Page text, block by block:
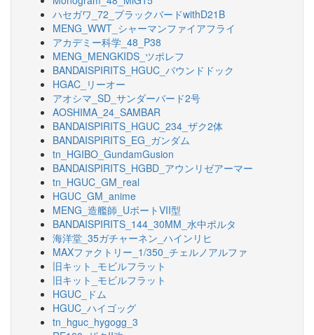
ハセガワ_72_ブラックバードwithD21B
MENG_WWT_シャーマンファイアフライ
アカデミー科学_48_P38
MENG_MENGKIDS_ツポレフ
BANDAISPIRITS_HGUC_バウンドドック
HGAC_リーオー
アオシマ_SD_サンダーバード2号
AOSHIMA_24_SAMBAR
BANDAISPIRITS_HGUC_234_ザク2体
BANDAISPIRITS_EG_ガンダム
tn_HGIBO_GundamGusion
BANDAISPIRITS_HGBD_アウンリゼアーマー
tn_HGUC_GM_real
HGUC_GM_anime
MENG_造艦師_UボートVII型
BANDAISPIRITS_144_30MM_水中ポルタ
海洋堂_35ガチャーネン_ハインリヒ
MAXファクトリー_1/350_チェルノアルファ
旧キット_モビルフラット
旧キット_モビルフラット
HGUC_ドム
HGUC_ハイゴッグ
tn_hguc_hygogg_3